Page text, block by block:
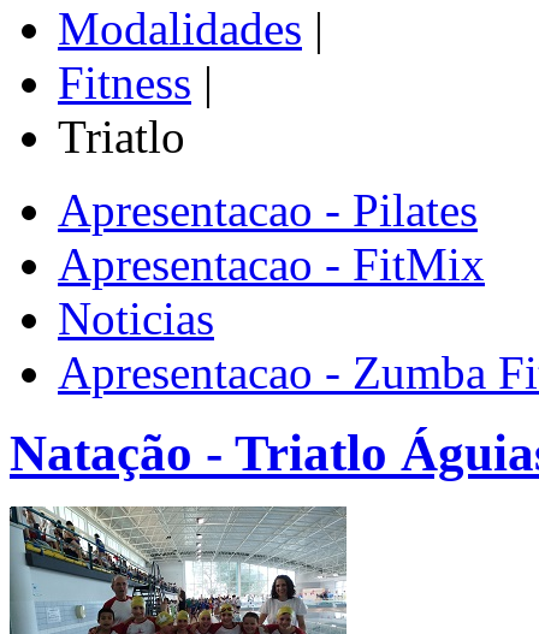
Modalidades |
Fitness |
Triatlo
Apresentacao - Pilates
Apresentacao - FitMix
Noticias
Apresentacao - Zumba
Natação - Triatlo